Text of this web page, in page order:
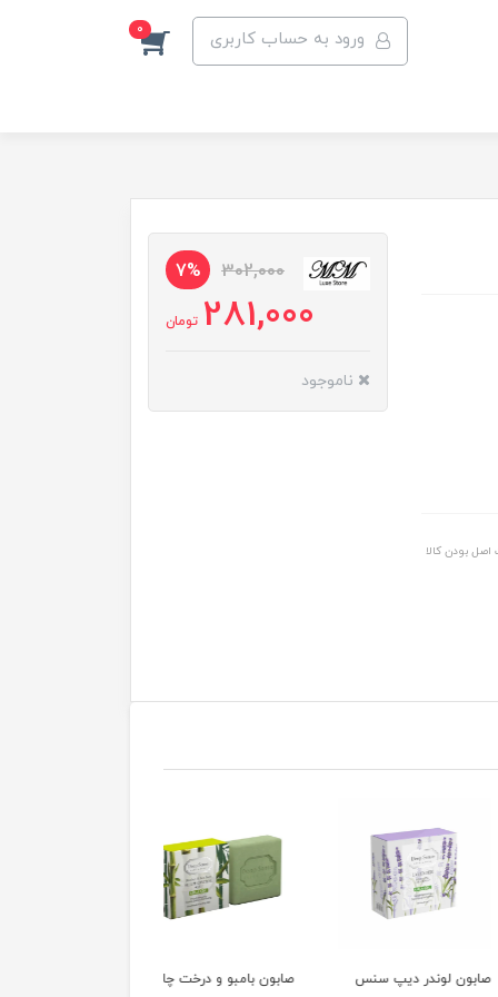
ورود به حساب کاربری 0
بودن کالا
302,000
7%
281,000 تومان
ناموجود
لوندر دیپ سنس
صابون بامبو و درخت چای